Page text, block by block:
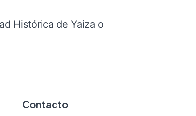
Histórica de Yaiza o
Contacto